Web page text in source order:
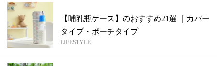
【哺乳瓶ケース】のおすすめ21選 ｜カバー
タイプ・ポーチタイプ
LIFESTYLE